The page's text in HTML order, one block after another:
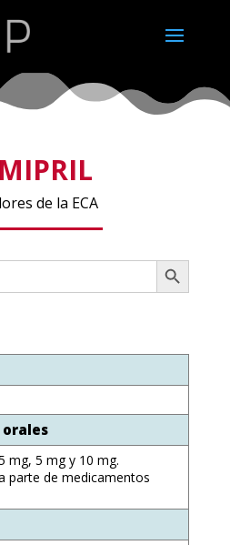
de la ECA
Botón de búsqueda
mg, 5 mg y 10 mg.
parte de medicamentos